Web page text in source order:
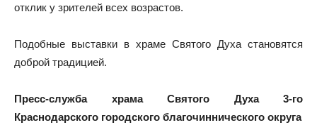
отклик у зрителей всех возрастов.
Подобные выставки в храме Святого Духа становятся
доброй традицией.
Пресс-служба храма Святого Духа 3-го
Краснодарского городского благочиннического округа